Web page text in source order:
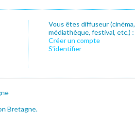
Vous êtes diffuseur (cinéma,
médiathèque, festival, etc.) :
Créer un compte
S’identifier
Bretagne.